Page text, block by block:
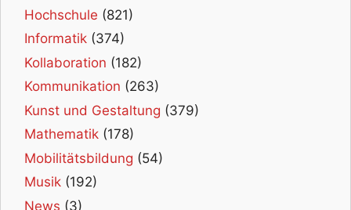
Hochschule (821)
Informatik (374)
Kollaboration (182)
Kommunikation (263)
Kunst und Gestaltung (379)
Mathematik (178)
Mobilitätsbildung (54)
Musik (192)
News (3)